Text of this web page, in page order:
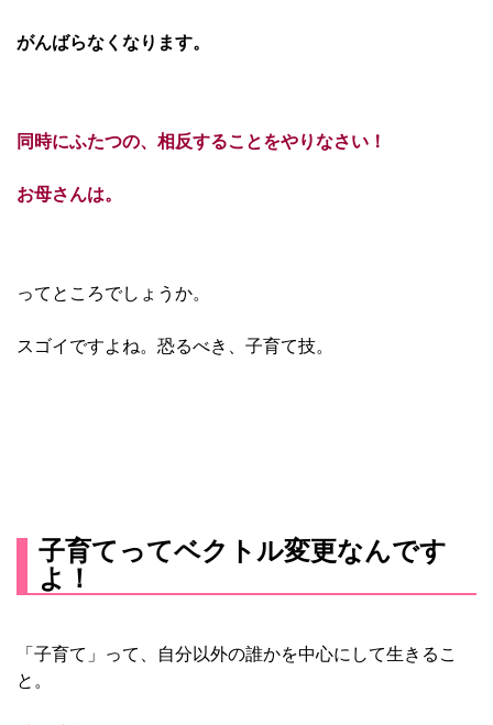
がんばらなく なります。
同時にふたつの、相反することをやりなさい！
お母さんは。
ってところでしょうか。
スゴイですよね。恐るべき、子育て技。
子育てってベクトル変更なんです
よ！
「子育て」って、自分以外の誰かを中心にして生きるこ
と。